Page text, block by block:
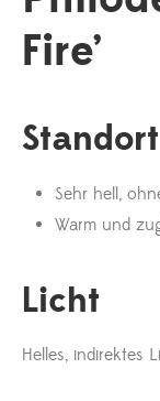
Fire’
Standort
Sehr hell,
Warm und
Licht
Helles, indirektes